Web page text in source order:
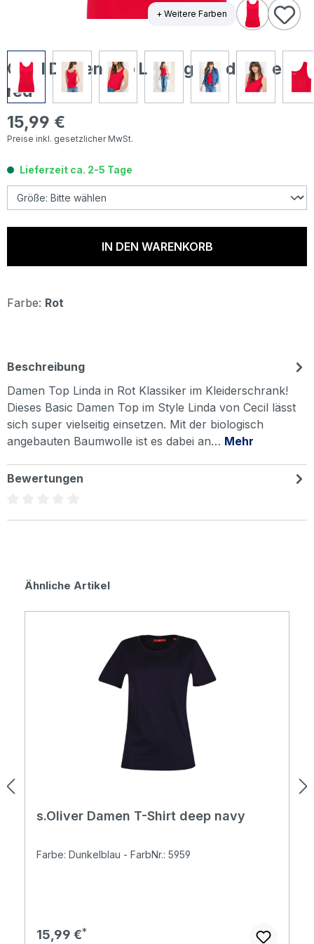
+ Weitere Farben
Cecil Damen Top Linda glazed apple
red
Regulärer Preis:
15,99 €
Preise inkl. gesetzlicher MwSt.
Lieferzeit ca. 2-5 Tage
IN DEN WARENKORB
Farbe: Rot
Beschreibung
Damen Top Linda in Rot Klassiker im Kleiderschrank!
Dieses Basic Damen Top im Style Linda von Cecil lässt
sich super vielseitig einsetzen. Mit der biologisch
angebauten Baumwolle ist es dabei an… Mehr
Bewertungen
Produktgalerie überspringen
Ähnliche Artikel
s.Oliver Damen T-Shirt deep navy
Farbe: Dunkelblau - FarbNr.: 5959
Regulärer Preis:
15,99 €